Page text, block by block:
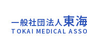
一般社団法人東
TOKAI MEDICAL